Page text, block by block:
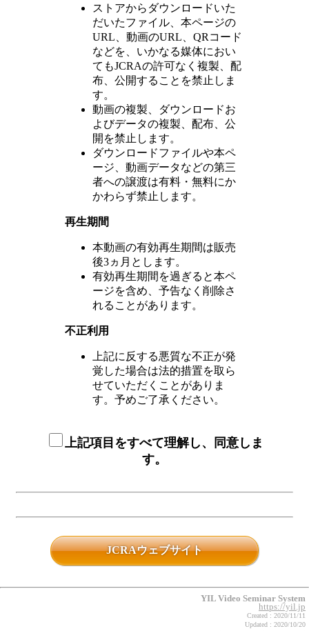
ストアからダウンロードいた
だいたファイル、本ページの
URL、動画のURL、QRコード
などを、いかなる媒体におい
てもJCRAの許可なく複製、配
布、公開することを禁止しま
す。
動画の複製、ダウンロードお
よびデータの複製、配布、公
開を禁止します。
ダウンロードファイルや本ペ
ージ、動画データなどの第三
者への譲渡は有料・無料にか
かわらず禁止します。
再生期間
本動画の有効再生期間は販売
後3ヵ月とします。
有効再生期間を過ぎると本ペ
ージを含め、予告なく削除さ
れることがあります。
不正利用
上記に反する悪質な不正が発
覚した場合は法的措置を取ら
せていただくことがありま
す。予めご了承ください。
上記項目をすべて理解し、同意しま
す。
JCRAウェブサイト
YIL Video Seminar System
https://yil.jp
Created : 2020/11/11
Updated : 2020/10/20